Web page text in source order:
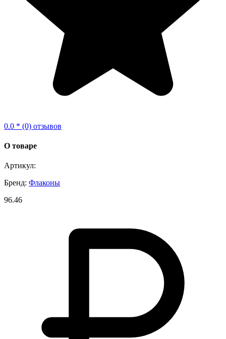
0.0 * (0) отзывов
О товаре
Артикул:
Бренд: Флаконы
96.46